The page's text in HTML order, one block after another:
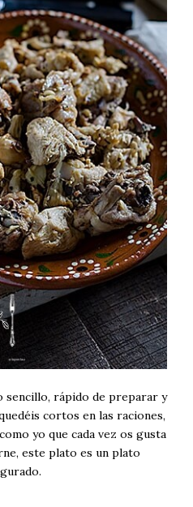
sencillo, rápido de preparar y
cortos en las raciones,
yo que cada vez os gusta
este plato es un plato